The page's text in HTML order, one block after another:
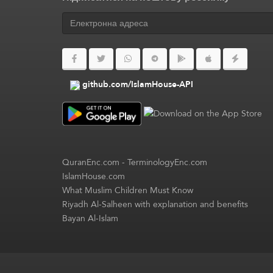
github.com/IslamHouse-API
QuranEnc.com-TerminologyEnc.com
IslamHouse.com
What Muslim Children Must Know
Riyadh Al-Salheen with explanation and benefits
Bayan Al-Islam